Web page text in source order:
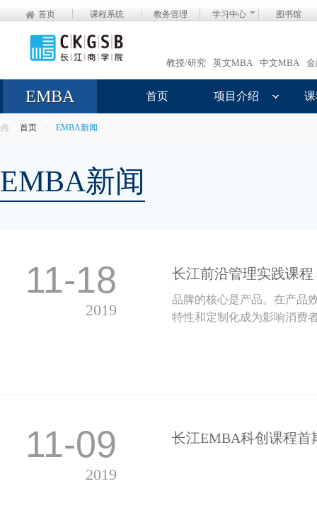
首页 课程系统 教务管理 学习中心 图书馆
教授/研究 英文MBA 中文MBA
EMBA 首页 项目介绍
首页 EMBA新闻
EMBA新闻
11-18
2019
长江前沿管理实践课
品牌的核心是产品。在产品
特性和定制化成为影响消费
11-09
2019
长江EMBA科创课程首